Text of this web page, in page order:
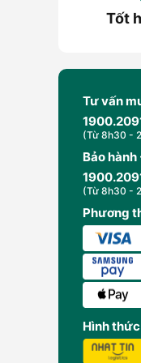
Tốt
Tư vấn
(Từ 8h30 -
Bảo
(Từ 8h30 -
Phương
Hình